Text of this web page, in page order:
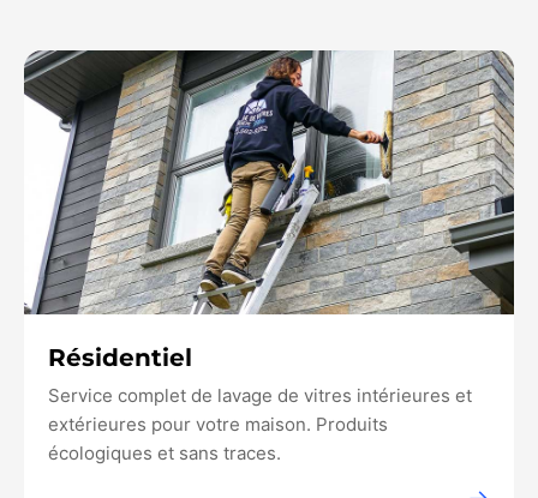
Résidentiel
Service complet de lavage de vitres intérieures et
extérieures pour votre maison. Produits
écologiques et sans traces.